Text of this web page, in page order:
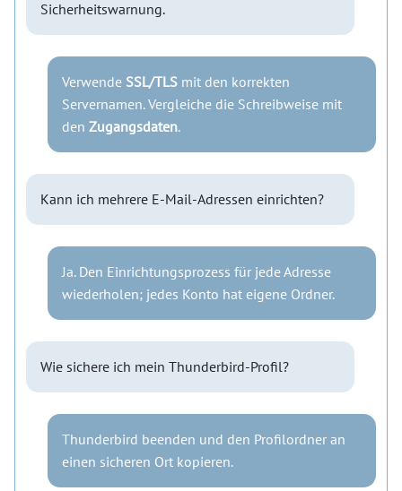
Sicherheitswarnung.
Verwende SSL/TLS mit den korrekten
Servernamen. Vergleiche die Schreibweise mit
den Zugangsdaten.
Kann ich mehrere E-Mail-Adressen einrichten?
Ja. Den Einrichtungsprozess für jede Adresse
wiederholen; jedes Konto hat eigene Ordner.
Wie sichere ich mein Thunderbird-Profil?
Thunderbird beenden und den Profilordner an
einen sicheren Ort kopieren.